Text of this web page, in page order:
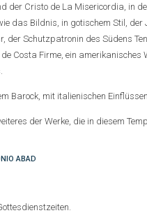
der Cristo de La Misericordia, in
das Bildnis, in gotischem Stil, der
der Schutzpatronin des Südens
Costa Firme, ein amerikanisches
Barock, mit italienischen
der Werke, die in diesem
ABAD